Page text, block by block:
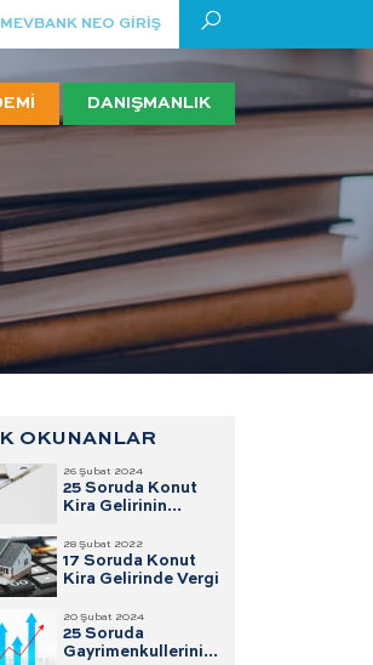
MEVBANK NEO GİRİŞ
DANIŞMANLIK
OKUNANLAR
26 Şubat 2024
25 Soruda Konut
Kira Gelirinin
28 Şubat 2022
17 Soruda Konut
Kira Gelirinde Vergi
20 Şubat 2024
25 Soruda
Gayrimenkullerini